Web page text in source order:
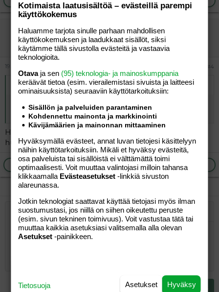
vierailija
Vieras
19.01.2026 #4
Alkuperäinen kirjoittajavierailija:
Kukapa nyt Luken laskelmia uskoisi kuin toiset
viherhörhöt.
Helppo arvostella toisten töitä, kun oma elämä kuluu
hukkaan mammapalstaa runnomalla.
Vastaa
Ilmoita asiaton viesti
Lihavoitu
Kursivoitu
Laajennettuun editoriin…
Lista
Järjestetty lista
Järjestämätön lista
Laajennettuun editoriin…
Lisää hyperlinkki
Lisää kuva
HymiötLaajennettuun
Kumoa
Fontin koko
9
TekstiväriKirjasintyyli
Arial
YliviivaaAlleviivattu
Tasaus Tasaa vasemmalle
Justify text
Paragraph format
Normal
LainausLisää video/media
Lisää taulukko
Insert horizontal line
SpoilerKoodi
Tee uudelleen
BBCode-näkymä
Poista muotoilu
LuonnoksetTallenna luonnos
Kirjoita vastaus...
Lähetä vastaus
Kotimaista laatusisältöä – evästeillä parempi
käyttökokemus
Haluamme tarjota sinulle parhaan mahdollisen
käyttökokemuksen ja laadukkaat sisällöt, siksi
käytämme tällä sivustolla evästeitä ja vastaavia
teknologioita.
Otavaja sen (95) teknologia- ja mainoskumppania
keräävät tietoa (esim. vierailemis­tasi sivuista ja laitteesi
ominaisuuk­sista) seuraaviin käyttötarkoituksiin:
Sisällön ja palveluiden parantaminen
Kohdennettu mainonta ja markkinointi
Kävijämäärien ja mainonnan mittaaminen
Hyväksymällä evästeet, annat luvan tietojesi käsittelyyn
näihin käyttötarkoituksiin. Mikäli et hyväksy evästeitä,
osa palveluista tai sisällöistä ei välttämättä toimi
optimaalisesti. Voit muuttaa valintojasi milloin tahansa
klikkaamalla Evästeasetukset -linkkiä sivuston
alareunassa.
Jotkin teknologiat saattavat käyttää tietojasi myös ilman
suostumustasi, jos niillä on siihen oikeutettu peruste
(esim. sivun tekninen toimivuus). Voit vastustaa tätä tai
muuttaa kaikkia asetuksiasi valitsemalla alla olevan
Asetukset -painikkeen.
Hyväksy
Asetukset
Tietosuoja